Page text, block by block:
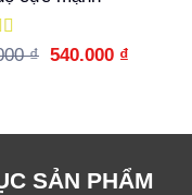
₫ Giá
540.000 ₫
SẢN PHẨM